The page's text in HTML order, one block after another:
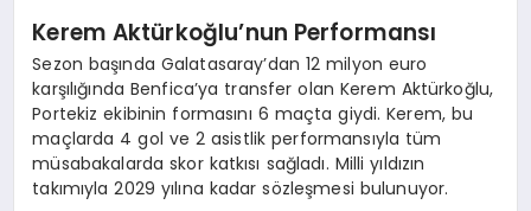
Kerem Aktürkoğlu’nun Performansı
Sezon başında Galatasaray’dan 12 milyon euro
karşılığında Benfica’ya transfer olan Kerem Aktürkoğlu,
Portekiz ekibinin formasını 6 maçta giydi. Kerem, bu
maçlarda 4 gol ve 2 asistlik performansıyla tüm
müsabakalarda skor katkısı sağladı. Milli yıldızın
takımıyla 2029 yılına kadar sözleşmesi bulunuyor.